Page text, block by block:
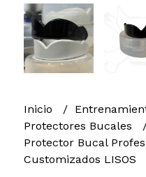
Inicio
Protectores Bucales
Protector Bucal
Customizados LISOS